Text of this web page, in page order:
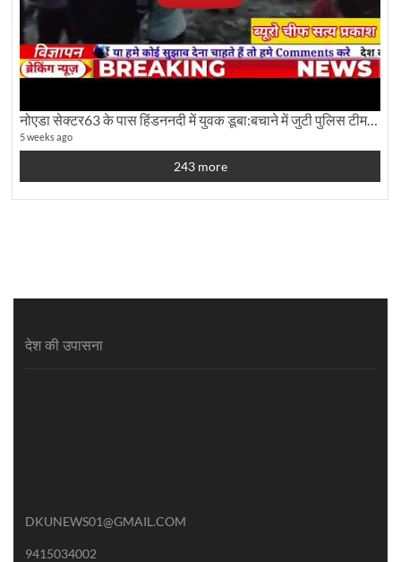
नोएडा सेक्टर63 के पास हिंडननदी में युवक डूबा:बचाने में जुटी पुलिस टीम: देखिए पूरी ग्राउंड रिपोर्टिंग
5 weeks ago
243 more
देश की उपासना
DKUNEWS01@GMAIL.COM
9415034002